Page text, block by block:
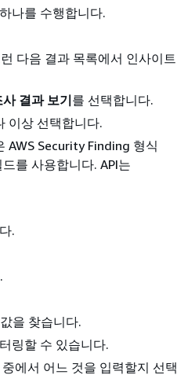
나를 수행합니다.
다음 결과 목록에서 인사이트
사 결과 보기를 선택합니다.
이상 선택합니다.
AWS Security Finding 형식
드를 사용합니다. API는
.
을 찾습니다.
링할 수 있습니다.
중에서 어느 것을 입력할지 선택